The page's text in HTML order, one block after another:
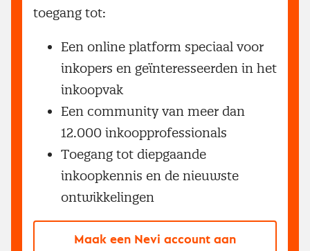
toegang tot:
Een online platform speciaal voor
inkopers en geïnteresseerden in het
inkoopvak
Een community van meer dan
12.000 inkoopprofessionals
Toegang tot diepgaande
inkoopkennis en de nieuwste
ontwikkelingen
Maak een Nevi account aan